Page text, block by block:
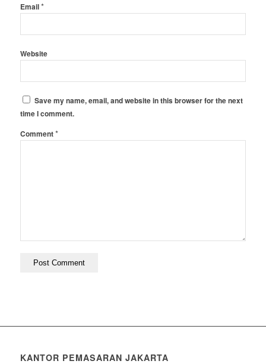
Email*
Website
Save my name, email, and website in this browser for the next
time I comment.
Comment*
KANTOR PEMASARAN JAKARTA